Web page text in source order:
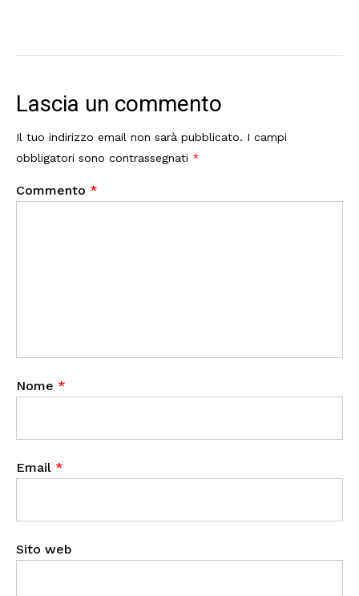
Lascia un commento
Il tuo indirizzo email non sarà pubblicato. I campi
obbligatori sono contrassegnati *
Commento *
Nome *
Email *
Sito web